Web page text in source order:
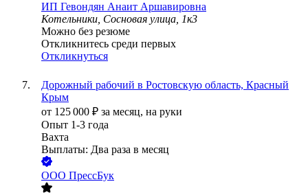
ИП Гевондян Анаит Аршавировна
Котельники, Сосновая улица, 1к3
Можно без резюме
Откликнитесь среди первых
Откликнуться
Дорожный рабочий в Ростовскую область, Красный
Крым
от 125 000 ₽ за месяц, на руки
Опыт 1-3 года
Вахта
Выплаты: Два раза в месяц
ООО ПрессБук